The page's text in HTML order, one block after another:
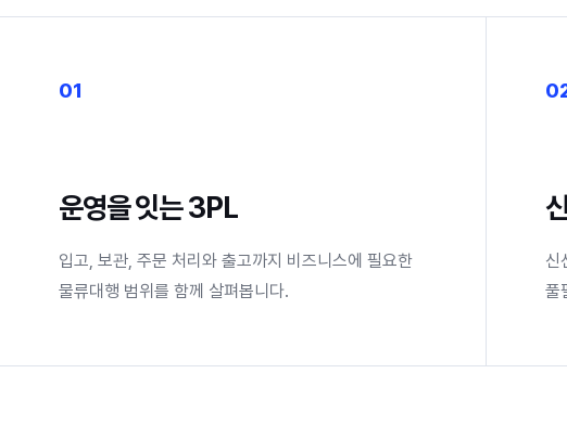
01
운영을 잇는 3PL
입고, 보관, 주문 처리와 출고까지 비즈니스에 필요한
물류대행 범위를 함께 살펴봅니다.
신
풀